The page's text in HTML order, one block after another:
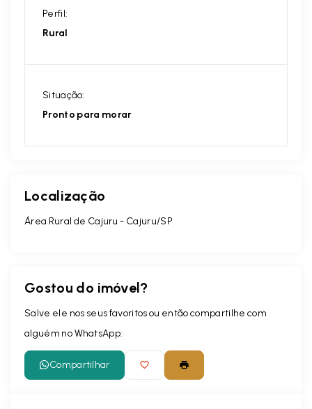
Perfil:
Rural
Situação:
Pronto para morar
Localização
Área Rural de Cajuru - Cajuru/SP
Gostou do imóvel?
Salve ele nos seus favoritos ou então compartilhe com
alguém no WhatsApp:
Compartilhar